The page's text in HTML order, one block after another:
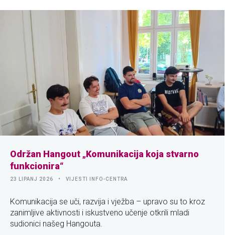
Održan Hangout „Komunikacija koja stvarno
funkcionira“
23 LIPANJ 2026 VIJESTI INFO-CENTRA
Komunikacija se uči, razvija i vježba – upravo su to kroz
zanimljive aktivnosti i iskustveno učenje otkrili mladi
sudionici našeg Hangouta.